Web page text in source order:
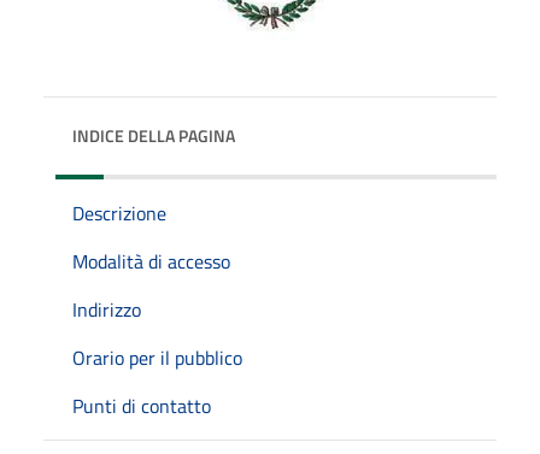
INDICE DELLA PAGINA
Descrizione
Modalità di accesso
Indirizzo
Orario per il pubblico
Punti di contatto